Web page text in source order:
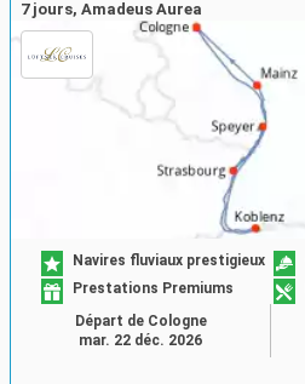
7 jours, Amadeus Aurea
Navires fluviaux prestigieux
Prestations Premiums
Départ de Cologne
mar. 22 déc. 2026